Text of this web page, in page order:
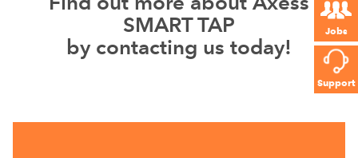
Jobs
Support
SMART TAP
by contacting us today!